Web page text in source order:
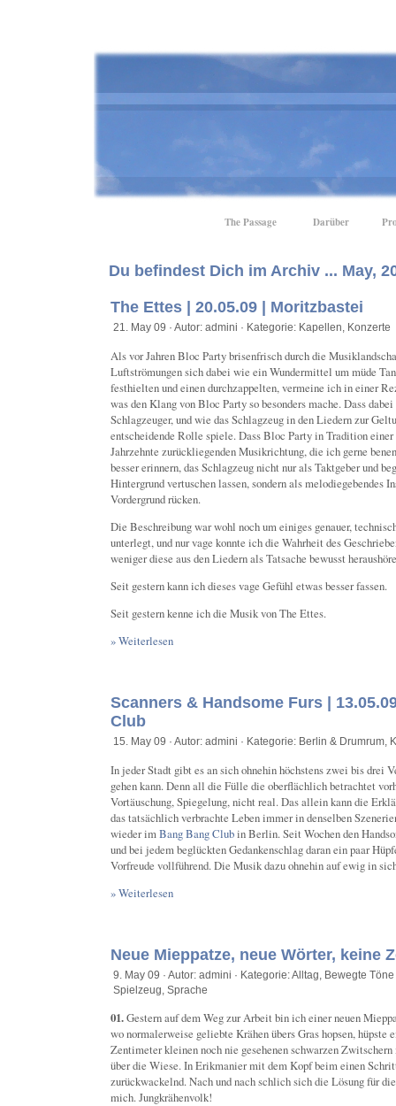
The Passage Darüber
Du befindest Dich im Archiv ... May,
The Ettes | 20.05.09 | Moritzbastei
21. May 09 · Autor: admini · Kategorie: Kapellen Konzerte
Als vor Jahren Bloc Party brisenfrisch durch die
Luftströmungen sich dabei wie ein Wundermittel um müde
festhielten und einen durchzappelten, vermeine ich in einer
was den Klang von Bloc Party so besonders mache. Dass
Schlagzeuger, und wie das Schlagzeug in den Liedern zur
entscheidende Rolle spiele. Dass Bloc Party in Tradition
Jahrzehnte zurückliegenden Musikrichtung, die ich gerne
besser erinnern, das Schlagzeug nicht nur als Taktgeber und
Hintergrund vertuschen lassen, sondern als melodiegebendes
Vordergrund rücken.
Die Beschreibung war wohl noch um einiges genauer,
unterlegt, und nur vage konnte ich die Wahrheit des
weniger diese aus den Liedern als Tatsache bewusst
Seit gestern kann ich dieses vage Gefühl etwas besser fassen.
Seit gestern kenne ich die Musik von The Ettes.
» Weiterlesen
Scanners & Handsome Furs |
Club
15. May 09 · Autor: admini · Kategorie: Berlin & Drumrum
In jeder Stadt gibt es an sich ohnehin höchstens zwei bis drei
gehen kann. Denn all die Fülle die oberflächlich betrachtet
Vortäuschung, Spiegelung, nicht real. Das allein kann die
das tatsächlich verbrachte Leben immer in denselben
wieder im Bang Bang Clubin Berlin. Seit Wochen den
und bei jedem beglückten Gedankenschlag daran ein paar
Vorfreude vollführend. Die Musik dazu ohnehin auf ewig in
» Weiterlesen
Neue Mieppatze, neue Wörter, keine
9. May 09 · Autor: admini · Kategorie:Alltag
Bewegte
Spielzeug Sprache
01.Gestern auf dem Weg zur Arbeit bin ich einer neuen
wo normalerweise geliebte Krähen übers Gras hopsen, hüpste
Zentimeter kleinen noch nie gesehenen schwarzen
über die Wiese. In Erikmanier mit dem Kopf beim einen
zurückwackelnd. Nach und nach schlich sich die Lösung für
mich. Jungkrähenvolk!